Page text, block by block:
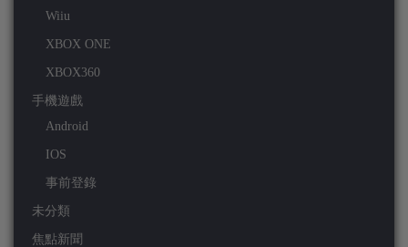
Wiiu
XBOX ONE
XBOX360
手機遊戲
Android
IOS
事前登錄
未分類
焦點新聞